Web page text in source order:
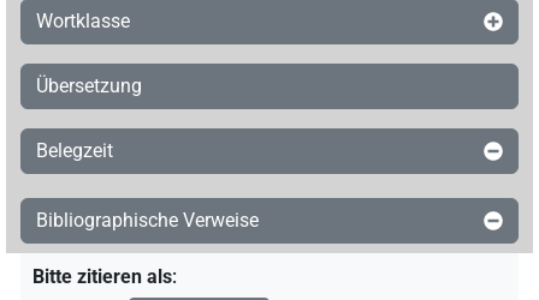
Wortklasse
Übersetzung
Belegzeit
Bibliographische Verweise
Bitte zitieren als: